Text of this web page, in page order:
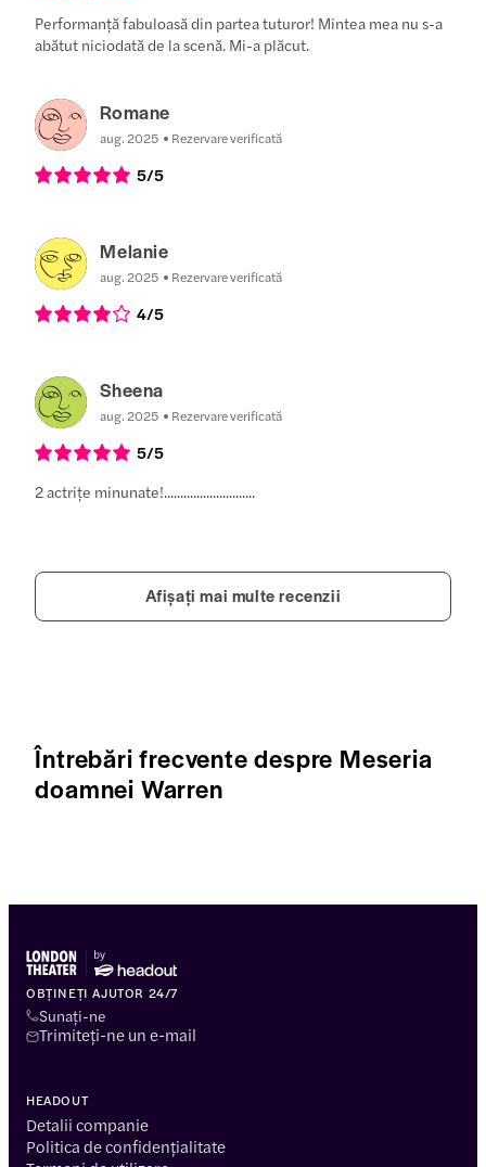
Performanță fabuloasă din partea tuturor! Mintea mea nu s-a
abătut niciodată de la scenă. Mi-a plăcut.
Romane
aug. 2025 Rezervare verificată
5/5
Melanie
aug. 2025 Rezervare verificată
4/5
Sheena
aug. 2025 Rezervare verificată
5/5
2 actrițe minunate!............................
Afișați mai multe recenzii
Întrebări frecvente despre Meseria
doamnei Warren
OBȚINEȚI AJUTOR 24/7
Sunați-ne
Trimiteți-ne un e-mail
HEADOUT
Detalii companie
Politica de confidențialitate